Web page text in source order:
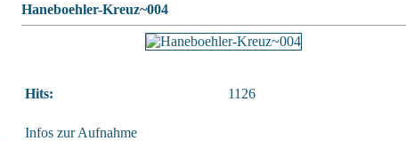
Haneboehler-Kreuz~004
Hits: 1126
Infos zur Aufnahme